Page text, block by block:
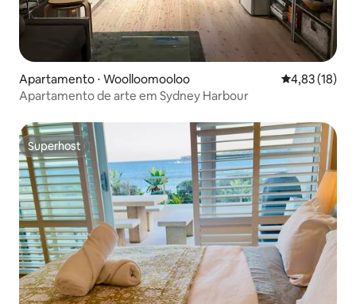
Apartamento ⋅ Woolloomooloo 4,83 de uma
4,83 (18)
Apartamento de arte em Sydney Harbour
Superhost
Superhost